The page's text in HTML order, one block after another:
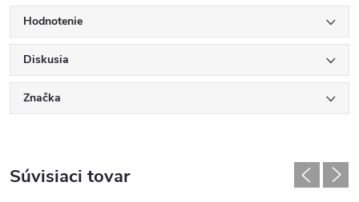
Hodnotenie
Diskusia
Značka
Súvisiaci tovar